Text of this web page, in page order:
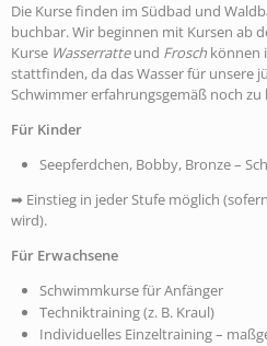
Die Kurse finden im Südbad und
buchbar. Wir beginnen mit Kursen ab
Kurse Wasserratteund Froschkönnen
stattfinden, da das Wasser für unsere
Schwimmer erfahrungsgemäß noch zu
Für Kinder
Seepferdchen, Bobby, Bronze –
➡ Einstieg in jeder Stufe möglich
wird).
Für Erwachsene
Schwimmkurse für Anfänger
Techniktraining (z. B. Kraul)
Individuelles Einzeltraining –